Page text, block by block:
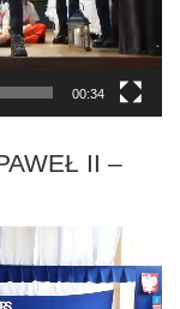
00:34
II –